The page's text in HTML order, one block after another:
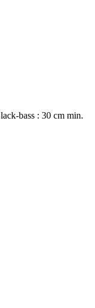
bass : 30 cm min.